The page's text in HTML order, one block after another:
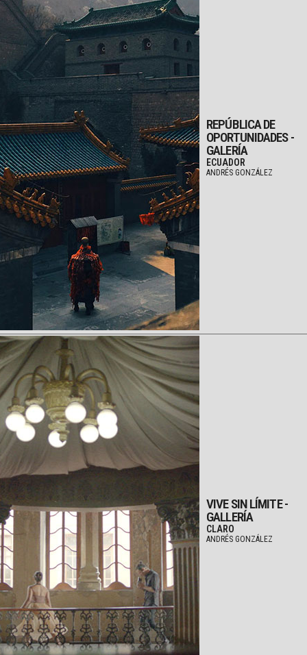
REPÚBLICA DE
OPORTUNIDADES -
GALERÍA
ECUADOR
ANDRÉS GONZÁLEZ
VIVE SIN LÍMITE -
GALLERÍA
CLARO
ANDRÉS GONZÁLEZ